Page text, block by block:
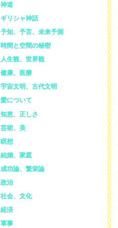
神道
ギリシャ神話
予知、予言、未来予測
時間と空間の秘密
人生観、世界観
健康、医療
宇宙文明、古代文明
愛について
知恵、正しさ
芸術、美
瞑想
結婚、家庭
成功論、繁栄論
政治
社会、文化
経済
軍事